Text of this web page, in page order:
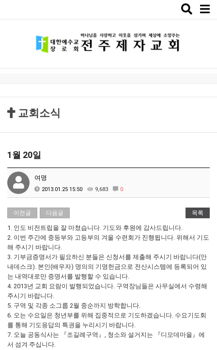
Toggle
교회소식
1월 20일
여명
2013.01.25 15:50 9,683 0
이전글 다음글 목록
1. 인도 비전트립을 잘 마쳤습니다. 기도와 후원에 감사드립니다.
2. 이번 주간에 중등부와 고등부의 겨울 수련회가 진행됩니다. 위해서 기도
해 주시기 바랍니다.
3. 기부금증명서가 필요하신 분들은 신청서를 제출해 주시기 바랍니다(안
내데스크). 본인(배우자) 명의의 기명헌금으로 전산시스템에 등록되어 있
는 내역대로만 증명서를 발행할 수 있습니다.
4. 2013년 교회 요람이 발행되었습니다. 구역장님들은 사무실에서 수령해
주시기 바랍니다.
5. 구역 및 각종 소그룹 2월 중순까지 방학합니다.
6. 오는 수요일은 청년부를 위해 집중적으로 기도하겠습니다. 수요기도회
를 통해 기도응답의 특권을 누리시기 바랍니다.
7. 오늘 공동식사는 『조길례구역』, 청소와 설거지는 『디모데마을』에
서 섬겨 주십니다.